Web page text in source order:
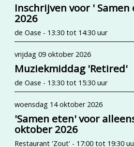
Inschrijven voor '
2026
de Oase - 13:30 tot 14:30 uur
vrijdag 09 oktober 2026
Muziekmiddag 'Retired'
de Oase - 13:30 tot 15:30 uur
woensdag 14 oktober 2026
'Samen eten' voor
oktober 2026
Restaurant 'Zout' - 17:00 tot 19:30